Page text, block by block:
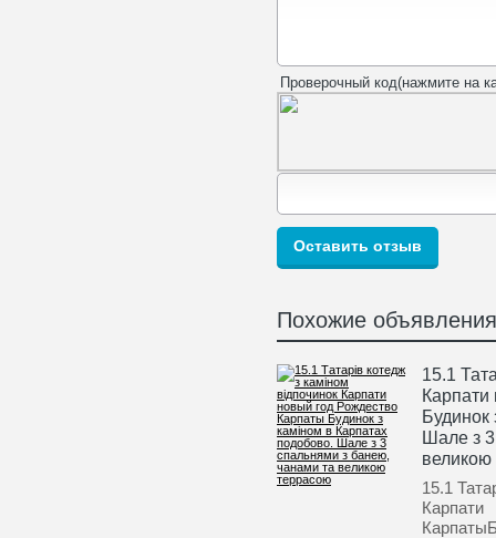
Проверочный код(нажмите на
Похожие объявления
15.1
Будинок
Шале з
15.1
Карпати